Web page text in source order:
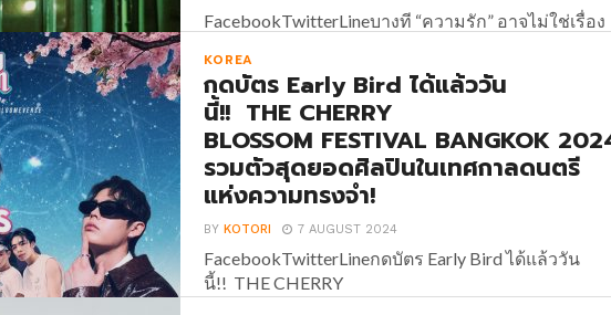
FacebookTwitterLineบางที “ความรัก” อาจไม่ใช่เรื่อง
หนังก้าวผ่านวัย ปั๊มหัวใจให้พองโต ใน “งานภาพยนตร์
ฮ่องกง 2024” ที่ “House สาม
ย่าน” #HKFilmGalaTH2024 นอกเหนือจากหนังดุเข้ม
เต็มแม็กซ์แล้ว “งานภาพยนตร์ฮ่องกง 2024” (Hong
Kong...
KOREA
กดบัตร Early Bird ได้แล้ววัน
นี้!! THE CHERRY
BLOSSOM FESTIVAL BANGKOK
รวมตัวสุดยอดศิลปินในเทศกาลดนตรี
แห่งความทรงจำ!
BYKOTORI 7 AUGUST 2024
FacebookTwitterLineกดบัตร Early Bird ได้แล้ววัน
นี้!! THE CHERRY